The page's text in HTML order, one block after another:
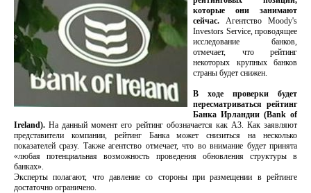
которые они занимают
сейчас. Агентство Moody's
Investors Service, проводящее
исследование банков,
отмечает, что рейтинг
некоторых крупных банков
страны будет снижен.
В ходе проверки будет
пересматриваться рейтинг
Банка Ирландии (Bank of
Ireland).На данный момент его рейтинг обозначается как А3. Как заявляют
представители компании, рейтинг Банка может снизиться на несколько
показателей сразу. Также агентство отмечает, что во внимание будет принята
«любая потенциальная возможность проведения обновления структуры в
банках».
Эксперты полагают, что давление со стороны при размещении в рейтинге
достаточно ограничено.